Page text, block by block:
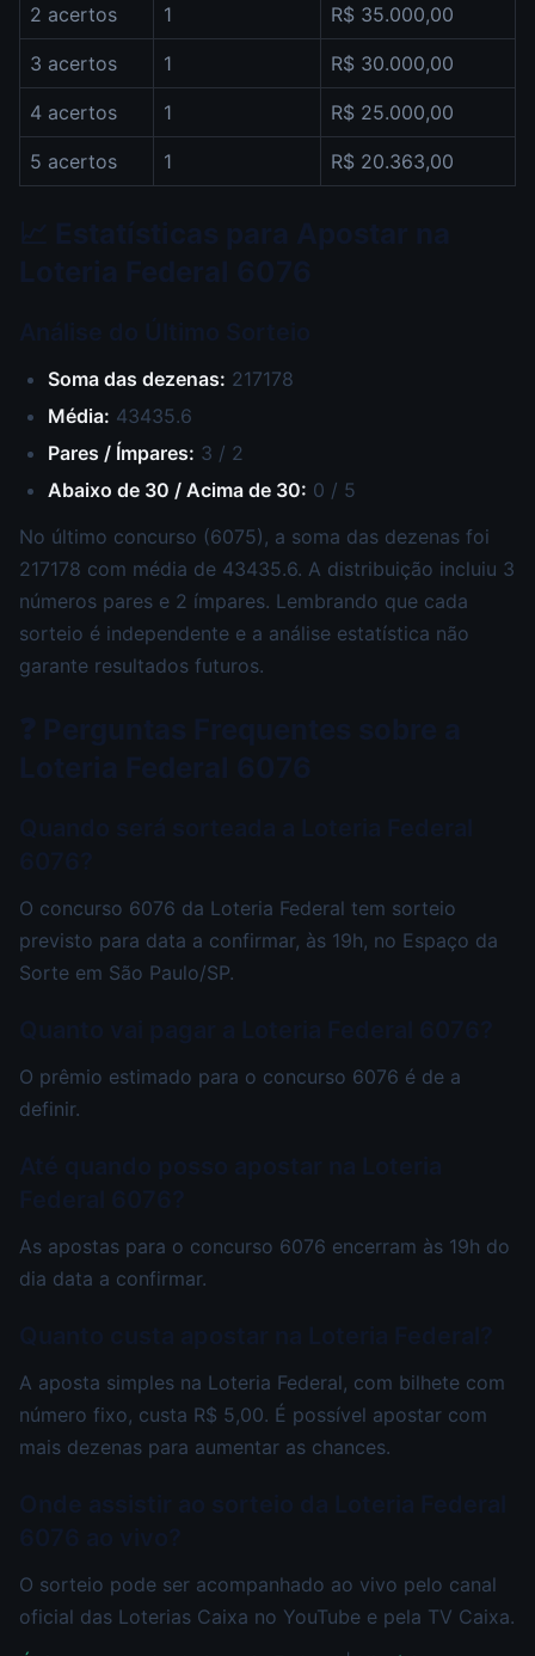
2 acertos 1 R$ 35.000,00
3 acertos 1 R$ 30.000,00
4 acertos 1 R$ 25.000,00
5 acertos 1 R$ 20.363,00
Soma das dezenas: 217178
Média: 43435.6
Pares / Ímpares: 3 / 2
Abaixo de 30 / Acima de 30: 0 / 5
No último concurso (6075), a soma das dezenas foi
217178 com média de 43435.6. A distribuição incluiu 3
números pares e 2 ímpares. Lembrando que cada
sorteio é independente e a análise estatística não
garante resultados futuros.
O concurso 6076 da Loteria Federal tem sorteio
previsto para data a confirmar, às 19h, no Espaço da
Sorte em São Paulo/SP.
O prêmio estimado para o concurso 6076 é de a
definir.
As apostas para o concurso 6076 encerram às 19h do
dia data a confirmar.
A aposta simples na Loteria Federal, com bilhete com
número fixo, custa R$ 5,00. É possível apostar com
mais dezenas para aumentar as chances.
O sorteio pode ser acompanhado ao vivo pelo canal
oficial das Loterias Caixa no YouTube e pela TV Caixa.